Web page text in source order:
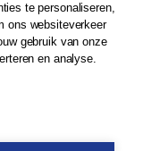
te personaliseren,
ons websiteverkeer
gebruik van onze
en analyse.